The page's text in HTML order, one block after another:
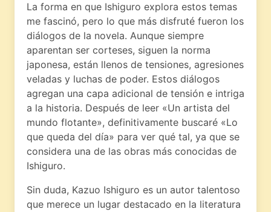
La forma en que Ishiguro explora estos temas
me fascinó, pero lo que más disfruté fueron los
diálogos de la novela. Aunque siempre
aparentan ser corteses, siguen la norma
japonesa, están llenos de tensiones, agresiones
veladas y luchas de poder. Estos diálogos
agregan una capa adicional de tensión e intriga
a la historia. Después de leer «Un artista del
mundo flotante», definitivamente buscaré «Lo
que queda del día» para ver qué tal, ya que se
considera una de las obras más conocidas de
Ishiguro.
Sin duda, Kazuo Ishiguro es un autor talentoso
que merece un lugar destacado en la literatura